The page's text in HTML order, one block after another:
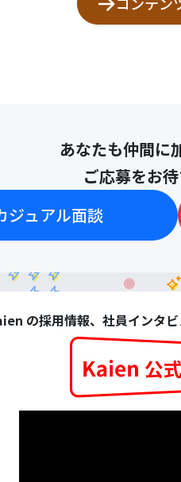
あなたも仲間に
ご応募をお
ジュアル面談
の採用情報、社員インタ